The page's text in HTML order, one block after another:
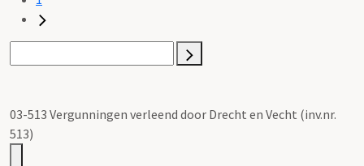
03-513 Vergunningen verleend door Drecht en Vecht (inv.nr.
513)